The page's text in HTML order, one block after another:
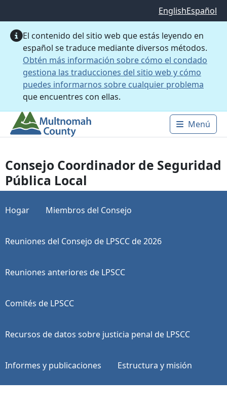
EnglishEspañol
El contenido del sitio web que estás leyendo en
español se traduce mediante diversos métodos.
Obtén más información sobre cómo el condado
gestiona las traducciones del sitio web y cómo
puedes informarnos sobre cualquier problema
que encuentres con ellas.
Main
Menú
Consejo Coordinador de Seguridad
Pública Local
Hogar Miembros del Consejo
Reuniones del Consejo de LPSCC de 2026
Reuniones anteriores de LPSCC
Comités de LPSCC
Recursos de datos sobre justicia penal de LPSCC
Informes y publicaciones Estructura y misión